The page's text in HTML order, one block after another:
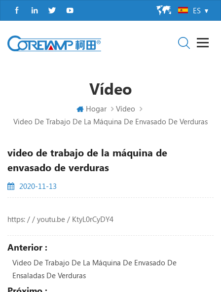
ES
Vídeo
Hogar
Vídeo
Video De Trabajo De La Máquina De Envasado De Verduras
video de trabajo de la máquina de
envasado de verduras
2020-11-13
https: / / youtu.be / KtyL0rCyDY4
Anterior :
Video De Trabajo De La Máquina De Envasado De
Ensaladas De Verduras